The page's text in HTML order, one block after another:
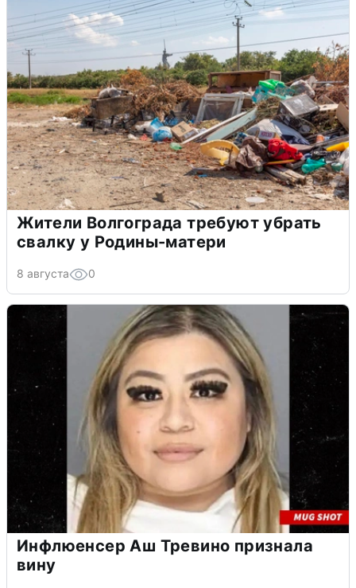
Жители Волгограда требуют убрать
свалку у Родины-матери
8 августа 0
Инфлюенсер Аш Тревино признала
вину